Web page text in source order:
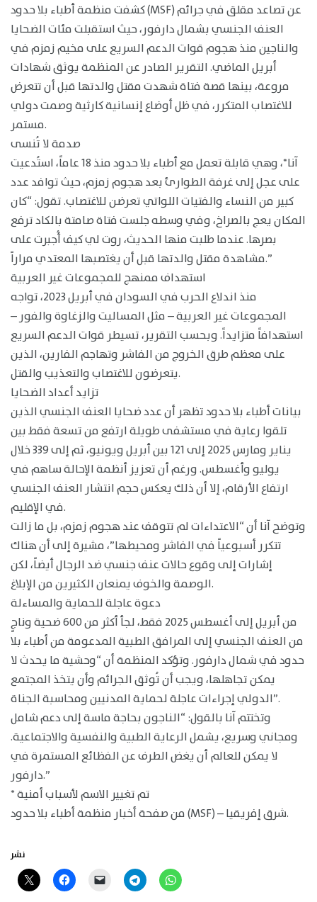
كشفت منظمة أطباء بلا حدود (MSF) عن تصاعد مقلق في جرائم
العنف الجنسي بشمال دارفور، حيث استقبلت مئات الضحايا
والناجين منذ هجوم قوات الدعم السريع على مخيم زمزم في
أبريل الماضي. التقرير الصادر عن المنظمة يوثق شهادات
مروعة، بينها قصة فتاة شهدت مقتل والدتها قبل أن تتعرض
للاغتصاب المتكرر، في ظل أوضاع إنسانية كارثية وصمت دولي
مستمر.
صدمة لا تُنسى
آنا*، وهي قابلة تعمل مع أطباء بلا حدود منذ 18 عاماً، استُدعيت
على عجل إلى غرفة الطوارئ بعد هجوم زمزم، حيث توافد عدد
كبير من النساء والفتيات اللواتي تعرضن للاغتصاب. تقول: “كان
المكان يعج بالصراخ، وفي وسطه جلست فتاة صامتة بالكاد ترفع
بصرها. عندما طلبت منها الحديث، روت لي كيف أُجبرت على
مشاهدة مقتل والدتها قبل أن يغتصبها المعتدي مراراً.”
استهداف ممنهج للمجموعات غير العربية
منذ اندلاع الحرب في السودان في أبريل 2023، تواجه
المجموعات غير العربية – مثل المساليت والزغاوة والفور –
استهدافاً متزايداً. وبحسب التقرير، تسيطر قوات الدعم السريع
على معظم طرق الخروج من الفاشر وتهاجم الفارين، الذين
يتعرضون للاغتصاب والتعذيب والقتل.
تزايد أعداد الضحايا
بيانات أطباء بلا حدود تظهر أن عدد ضحايا العنف الجنسي الذين
تلقوا رعاية في مستشفى طويلة ارتفع من تسعة فقط بين
يناير ومارس 2025 إلى 121 بين أبريل ويونيو، ثم إلى 339 خلال
يوليو وأغسطس. ورغم أن تعزيز أنظمة الإحالة ساهم في
ارتفاع الأرقام، إلا أن ذلك يعكس حجم انتشار العنف الجنسي
في الإقليم.
وتوضح آنا أن “الاعتداءات لم تتوقف عند هجوم زمزم، بل ما زالت
تتكرر أسبوعياً في الفاشر ومحيطها”، مشيرة إلى أن هناك
إشارات إلى وقوع حالات عنف جنسي ضد الرجال أيضاً، لكن
الوصمة والخوف يمنعان الكثيرين من الإبلاغ.
دعوة عاجلة للحماية والمساءلة
من أبريل إلى أغسطس 2025 فقط، لجأ أكثر من 600 ضحية وناجٍ
من العنف الجنسي إلى المرافق الطبية المدعومة من أطباء بلا
حدود في شمال دارفور. وتؤكد المنظمة أن “وحشية ما يحدث لا
يمكن تجاهلها، ويجب أن تُوثق الجرائم وأن يتخذ المجتمع
الدولي إجراءات عاجلة لحماية المدنيين ومحاسبة الجناة”.
وتختتم آنا بالقول: “الناجون بحاجة ماسة إلى دعم شامل
ومجاني وسريع، يشمل الرعاية الطبية والنفسية والاجتماعية.
لا يمكن للعالم أن يغض الطرف عن الفظائع المستمرة في
دارفور.”
* تم تغيير الاسم لأسباب أمنية
من صفحة أخبار منظمة أطباء بلا حدود (MSF) – شرق إفريقيا.
نشر